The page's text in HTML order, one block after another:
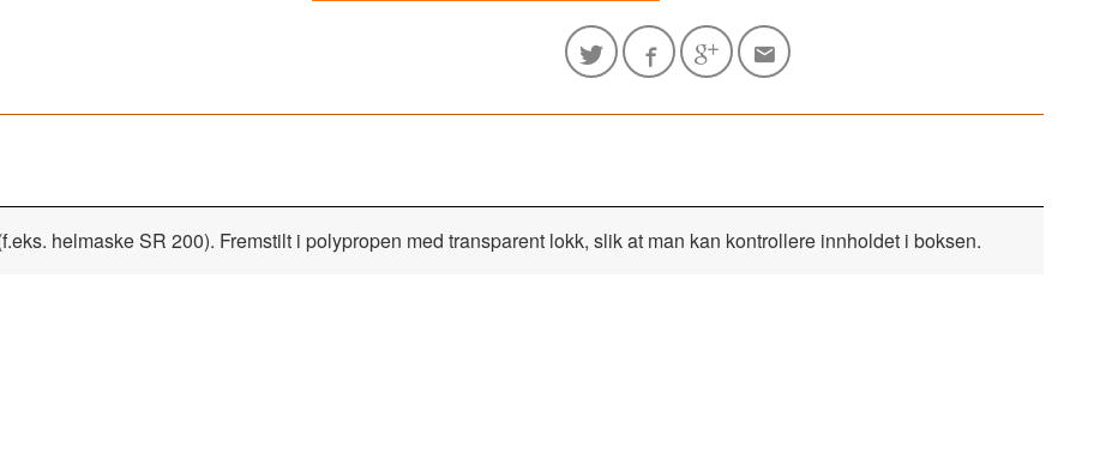
helmaske SR 200). Fremstilt i polypropen med transparent lokk, slik at man kan kontrollere innholdet i boksen.